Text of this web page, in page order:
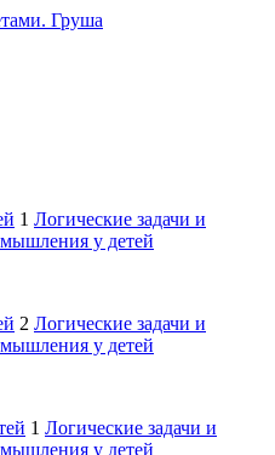
Груша
1 Логические задачи и
у детей
2 Логические задачи и
у детей
1 Логические задачи и
у детей